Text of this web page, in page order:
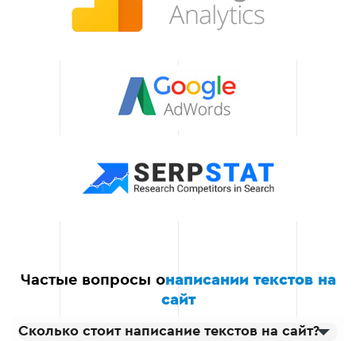
увеличение продаж,
привлечение новых
существующими
клиентами.
Масштабируемость
наши услуги к растущим
потребностям вашего
мы обеспечим
качественный результат,
ожиданиям.
Частые вопросы онаписании текстов на
сайт
Сколько стоит написание текстов на сайт?